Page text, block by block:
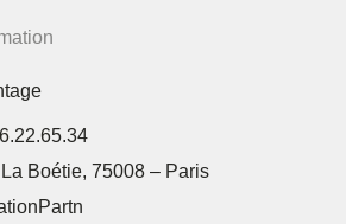
Boétie, 75008 – Paris